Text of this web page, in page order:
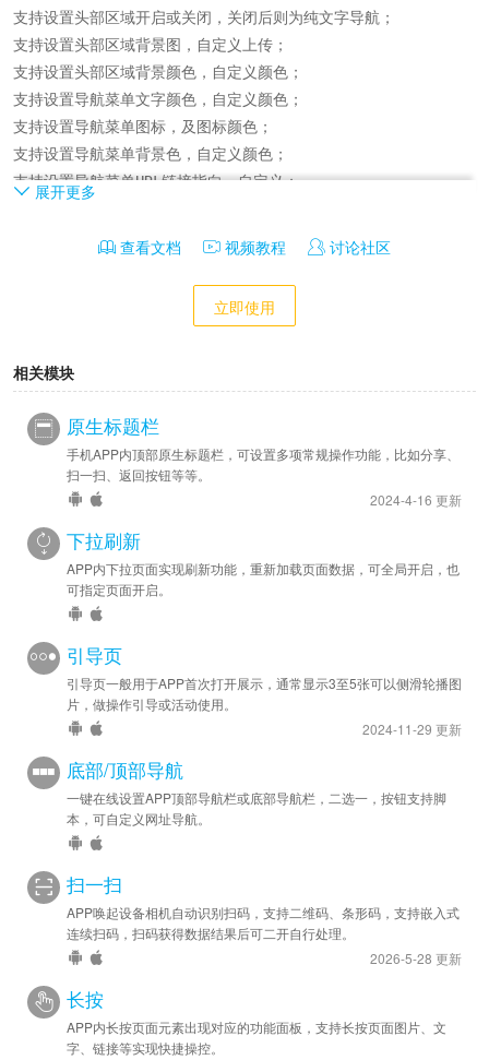
支持设置头部区域开启或关闭，关闭后则为纯文字导航；
支持设置头部区域背景图，自定义上传；
支持设置头部区域背景颜色，自定义颜色；
支持设置导航菜单文字颜色，自定义颜色；
支持设置导航菜单图标，及图标颜色；
支持设置导航菜单背景色，自定义颜色；
支持设置导航菜单URL链接指向，自定义；
支持设置系统功能【刷新】按钮显示，可关闭；
支持设置系统功能【扫一扫】按钮显示，可关闭；
支持设置系统功能【退出应用】按钮显示，可关闭；
开发：
展开更多
查看文档 视频教程 讨论社区
立即使用
相关模块
原生标题栏
手机APP内顶部原生标题栏，可设置多项常规操作功能，比如分享、
扫一扫、返回按钮等等。
2024-4-16 更新
下拉刷新
APP内下拉页面实现刷新功能，重新加载页面数据，可全局开启，也
可指定页面开启。
引导页
引导页一般用于APP首次打开展示，通常显示3至5张可以侧滑轮播图
片，做操作引导或活动使用。
2024-11-29 更新
底部/顶部导航
一键在线设置APP顶部导航栏或底部导航栏，二选一，按钮支持脚
本，可自定义网址导航。
扫一扫
APP唤起设备相机自动识别扫码，支持二维码、条形码，支持嵌入式
连续扫码，扫码获得数据结果后可二开自行处理。
2026-5-28 更新
长按
APP内长按页面元素出现对应的功能面板，支持长按页面图片、文
字、链接等实现快捷操控。